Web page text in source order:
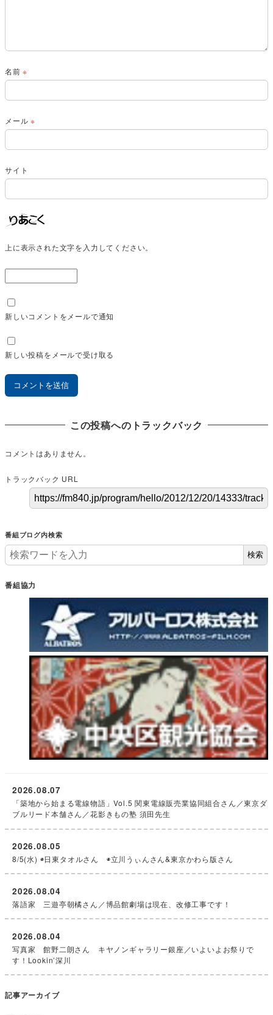
名前※
メール※
サイト
上に表示された文字を入力してください。
新しいコメントをメールで通知
新しい投稿をメールで受け取る
この投稿へのトラックバック
コメントはありません。
トラックバック URL
番組ブログ内検索
検索
番組協力
「築地から始まる電線物語」Vol.5 関東電線販売業協同組合さん／東京ダ
ブルリード本舗さん／花影きもの塾 須田先生
2026.08.07
8/5(水) ◉日東タオルさん ◉立川うぃんさん&東京かわら版さん
2026.08.05
落語家 三遊亭朝橘さん／博品館劇場は現在、改修工事です！
2026.08.04
写真家 館野二朗さん キヤノンギャラリー銀座／いよいよお祭りで
す！Lookin’深川
2026.08.04
記事アーカイブ